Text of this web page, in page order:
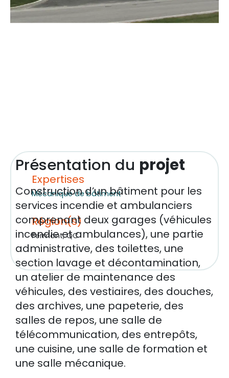
Présentation du projet
Construction d’un bâtiment pour les
services incendie et ambulanciers
comprenant deux garages (véhicules
incendie et ambulances), une partie
administrative, des toilettes, une
section lavage et décontamination,
un atelier de maintenance des
véhicules, des vestiaires, des douches,
des archives, une papeterie, des
salles de repos, une salle de
télécommunication, des entrepôts,
une cuisine, une salle de formation et
une salle mécanique.
Expertises
Mécanique de bâtiment
Région(s)
Fermont, QC